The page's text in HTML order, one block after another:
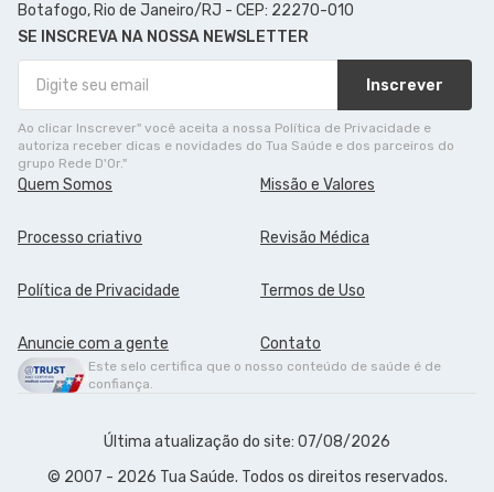
Botafogo, Rio de Janeiro/RJ - CEP: 22270-010
SE INSCREVA NA NOSSA NEWSLETTER
Inscrever
Ao clicar Inscrever" você aceita a nossa Política de Privacidade e
autoriza receber dicas e novidades do Tua Saúde e dos parceiros do
grupo Rede D'Or."
Quem Somos Missão e Valores
Processo criativo Revisão Médica
Política de Privacidade Termos de Uso
Anuncie com a gente Contato
Este selo certifica que o nosso conteúdo de saúde é de
confiança.
Última atualização do site: 07/08/2026
© 2007 - 2026 Tua Saúde. Todos os direitos reservados.